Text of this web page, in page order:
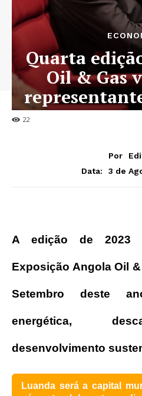
22
Quarta
Oil & Gas
40
Por
Data:
3 de
A edição de 2023
Exposição Angola Oil
Setembro deste
energética,
desenvolvimento
Luanda será a capital